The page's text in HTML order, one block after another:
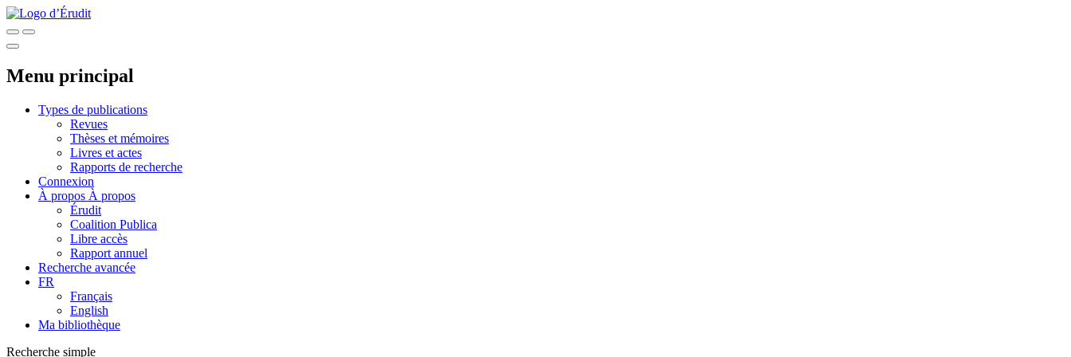
Menu principal
Types de publications
Revues
Thèses et mémoires
Livres et actes
Rapports de recherche
Connexion
À propos À propos
Érudit
Coalition Publica
Libre accès
Rapport annuel
Recherche avancée
FR
Français
English
Ma bibliothèque
Recherche simple